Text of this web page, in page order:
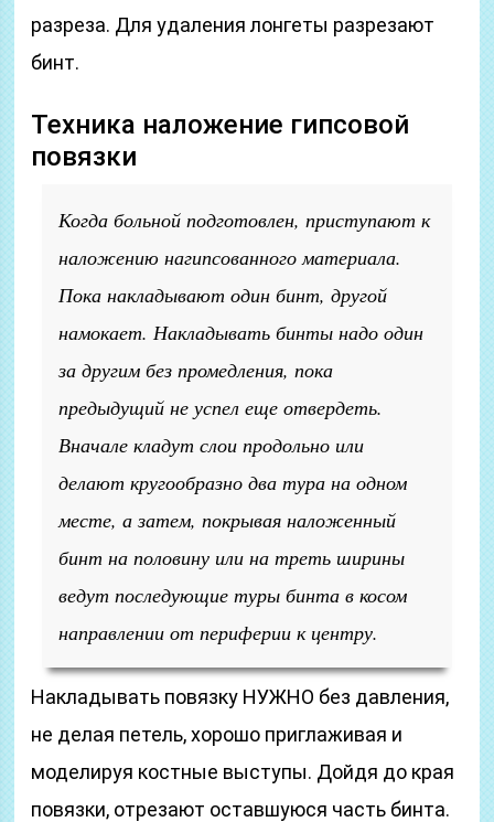
разреза. Для удаления лонгеты разрезают
бинт.
Техника наложение гипсовой
повязки
Когда больной подготовлен, приступают к
наложению нагипсованного материала.
Пока накладывают один бинт, другой
намокает. Накладывать бинты надо один
за другим без промедления, пока
предыдущий не успел еще отвердеть.
Вначале кладут слои продольно или
делают кругообразно два тура на одном
месте, а затем, покрывая наложенный
бинт на половину или на треть ширины
ведут последующие туры бинта в косом
направлении от периферии к центру.
Накладывать повязку НУЖНО без давления,
не делая петель, хорошо приглаживая и
моделируя костные выступы. Дойдя до края
повязки, отрезают оставшуюся часть бинта.